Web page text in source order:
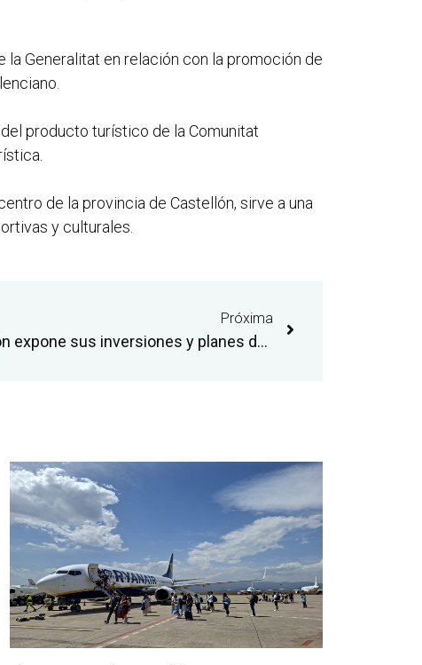
Generalitat en relación con la promoción de
producto turístico de la Comunitat
de la provincia de Castellón, sirve a una
y culturales.
Próxima
El aeropuerto de Castellón expone sus inversiones y planes de expansión a las empresas contratistas de la Comunitat Valenciana